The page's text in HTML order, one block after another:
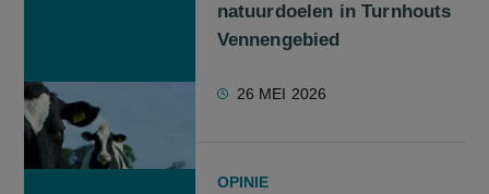
natuurdoelen in Turnhouts
Vennengebied
26 MEI 2026
OPINIE